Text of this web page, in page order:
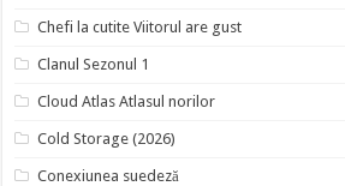
Chefi la cutite Viitorul are gust
Clanul Sezonul 1
Cloud Atlas Atlasul norilor
Cold Storage (2026)
Conexiunea suedeză